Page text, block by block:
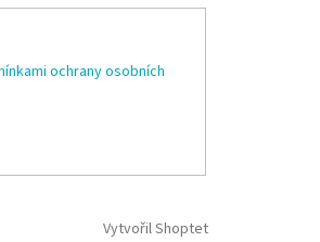
ochrany osobních
Vytvořil Shoptet